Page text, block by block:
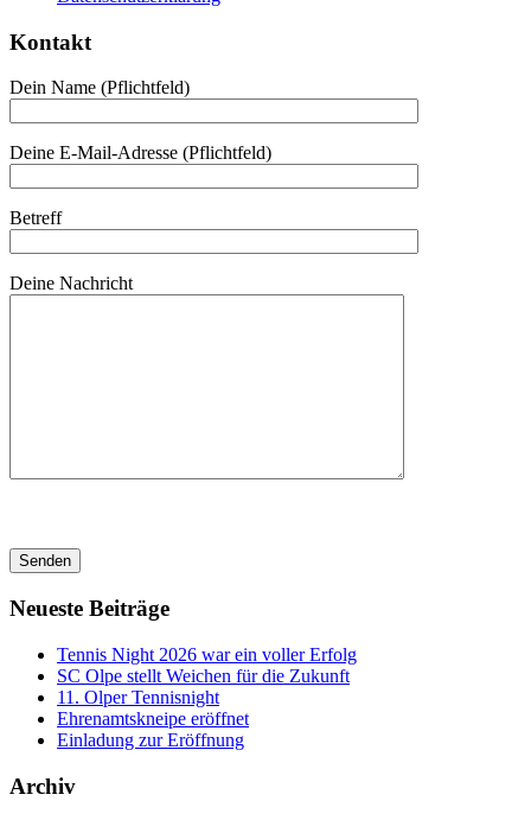
Kontakt
Dein Name (Pflichtfeld)
Deine E-Mail-Adresse (Pflichtfeld)
Betreff
Deine Nachricht
dieses
Feld
leer.
lasse
Feld
Neueste Beiträge
Tennis Night 2026 war ein voller Erfolg
SC Olpe stellt Weichen für die Zukunft
11. Olper Tennisnight
Ehrenamtskneipe eröffnet
Einladung zur Eröffnung
Archiv